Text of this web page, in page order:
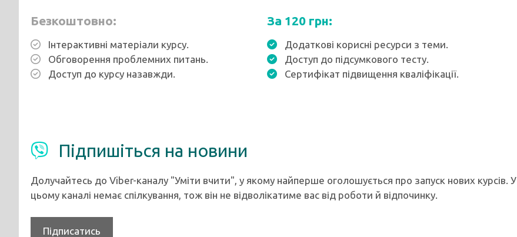
Безкоштовно:
Інтерактивні матеріали курсу.
Обговорення проблемних питань.
Доступ до курсу назавжди.
За 120 грн:
Додаткові корисні ресурси з теми.
Доступ до підсумкового тесту.
Сертифікат підвищення кваліфікації.
Підпишіться на новини
Долучайтесь до Viber-каналу "Уміти вчити", у якому найперше оголошується про запуск нових курсів. У
цьому каналі немає спілкування, тож він не відволікатиме вас від роботи й відпочинку.
Підписатись